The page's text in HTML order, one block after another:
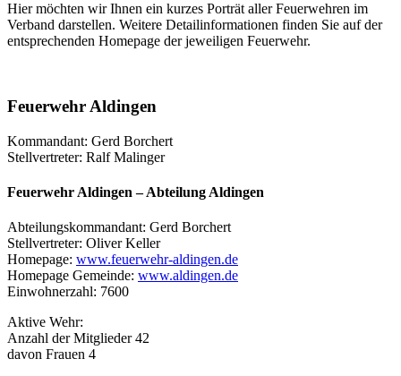
Hier möchten wir Ihnen ein kurzes Porträt aller Feuerwehren im
Verband darstellen. Weitere Detailinformationen finden Sie auf der
entsprechenden Homepage der jeweiligen Feuerwehr.
Feuerwehr Aldingen
Kommandant: Gerd Borchert
Stellvertreter: Ralf Malinger
Feuerwehr Aldingen –Abteilung Aldingen
Abteilungskommandant: Gerd Borchert
Stellvertreter: Oliver Keller
Homepage: www.feuerwehr-aldingen.de
Homepage Gemeinde: www.aldingen.de
Einwohnerzahl: 7600
Aktive Wehr:
Anzahl der Mitglieder 42
davon Frauen 4